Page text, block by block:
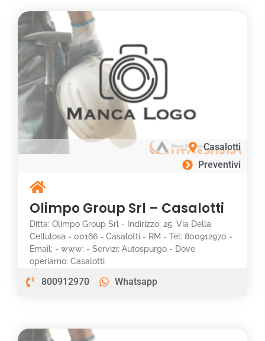
Casalotti
Preventivi
Olimpo Group Srl – Casalotti
Ditta: Olimpo Group Srl - Indirizzo: 25, Via Della
Cellulosa - 00166 - Casalotti - RM - Tel: 800912970 -
Email: - www: - Servizi: Autospurgo - Dove
operiamo: Casalotti
800912970 Whatsapp